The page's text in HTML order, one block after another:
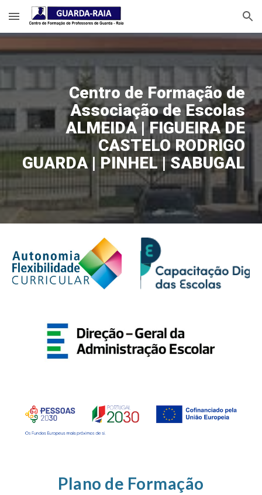
Skip to main content Skip to navigation
Centro de Formação de
Associação de Escolas
ALMEIDA | FIGUEIRA DE
CASTELO RODRIGO
GUARDA | PINHEL | SABUGAL
Plano de Formação